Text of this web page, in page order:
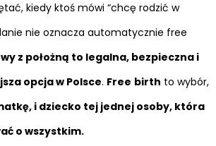
kiedy ktoś mówi “chcę rodzić w
nie oznacza automatycznie free
z położną to legalna, bezpieczna i
opcja w Polsce. Free birth to wybór,
i dziecko tej jednej osoby, która
o wszystkim.